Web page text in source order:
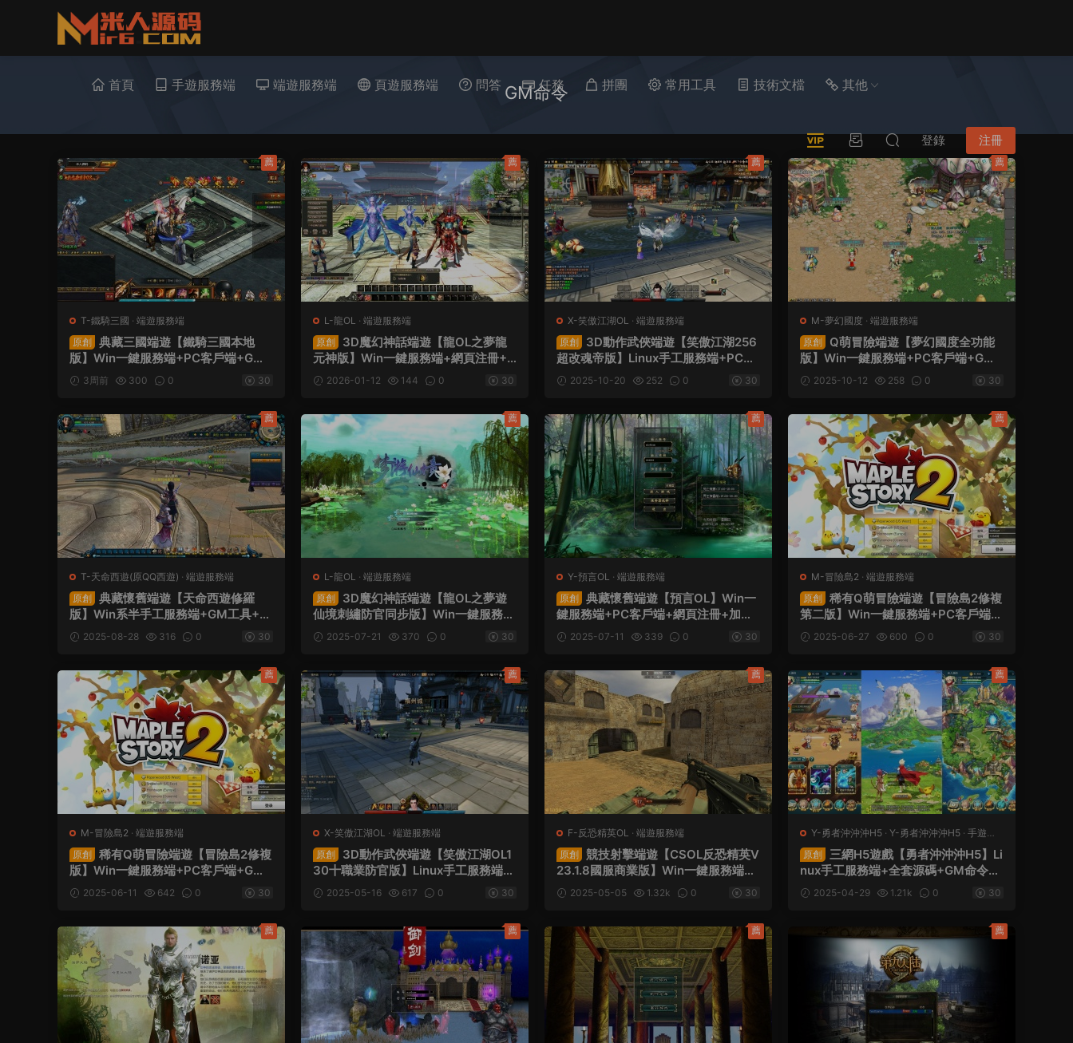
首頁 手遊服務端 端遊服務端 頁遊服務端 問答 任務 拼團 常用工具 技術文檔 其他
登錄 注冊
GM命令
T-鐵騎三國 · 端遊服務端
原創
典藏三國端遊【鐵騎三國本地
版】Win一鍵服務端+PC客戶端+GM
命令+視頻架設教程
3周前 300 0 30
薦
L-龍OL · 端遊服務端
原創
3D魔幻神話端遊【龍OL之夢龍
元神版】Win一鍵服務端+網頁注冊+G
M工具+GM命令+PC客戶端+視頻架設
教程
2026-01-12 144 0 30
薦
X-笑傲江湖OL · 端遊服務端
原創
3D動作武俠端遊【笑傲江湖256
超改魂帝版】Linux手工服務端+PC客
戶端+網頁注冊+GM工具+GM命令+視
頻架設教程
2025-10-20 252 0 30
薦
M-夢幻國度 · 端遊服務端
原創
Q萌冒險端遊【夢幻國度全功能
版】Win一鍵服務端+PC客戶端+GM
工具+GM命令+視頻架設教程
2025-10-12 258 0 30
薦
T-天命西遊(原QQ西遊) · 端遊服務端
原創
典藏懷舊端遊【天命西遊修羅
版】Win系半手工服務端+GM工具+G
M命令+PC客戶端+視頻架設教程
2025-08-28 316 0 30
薦
L-龍OL · 端遊服務端
原創
3D魔幻神話端遊【龍OL之夢遊
仙境刺繡防官同步版】Win一鍵服務端
+網頁注冊+GM工具+GM命令+PC客
戶端+視頻架設教程
2025-07-21 370 0 30
薦
Y-預言OL · 端遊服務端
原創
典藏懷舊端遊【預言OL】Win一
鍵服務端+PC客戶端+網頁注冊+加解
密工具+修改工具+貨币修改教程+GM
命令+視頻架設教程
2025-07-11 339 0 30
薦
M-冒險島2 · 端遊服務端
原創
稀有Q萌冒險端遊【冒險島2修複
第二版】Win一鍵服務端+PC客戶端+
GM命令+視頻架設教程
2025-06-27 600 0 30
薦
M-冒險島2 · 端遊服務端
原創
稀有Q萌冒險端遊【冒險島2修複
版】Win一鍵服務端+PC客戶端+GM
命令+視頻架設教程
2025-06-11 642 0 30
薦
X-笑傲江湖OL · 端遊服務端
原創
3D動作武俠端遊【笑傲江湖OL1
30十職業防官版】Linux手工服務端+
PC客戶端+網頁注冊+GM工具+GM命
令+視頻架設教程
2025-05-16 617 0 30
薦
F-反恐精英OL · 端遊服務端
原創
競技射擊端遊【CSOL反恐精英V
23.1.8國服商業版】Win一鍵服務端
+建房工具+GM命令+道具ID+GM工具
+視頻架設教程
2025-05-05 1.32k 0 30
薦
Y-勇者沖沖沖H5 · Y-勇者沖沖沖H5 · 手遊服
務端 ·頁遊服務端
原創
三網H5遊戲【勇者沖沖沖H5】Li
nux手工服務端+全套源碼+GM命令
+簡易安卓客戶端+視頻架設教程
2025-04-29 1.21k 0 30
薦
薦 薦 薦 薦